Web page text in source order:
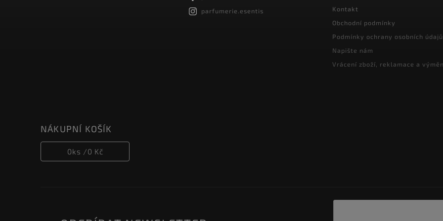
parfumerie.esentis
Kontakt
Obchodní podmínky
Podmínky ochrany osobních údajů
Napište nám
Vrácení zboží, reklamace a
NÁKUPNÍ KOŠÍK
0ks /0 Kč